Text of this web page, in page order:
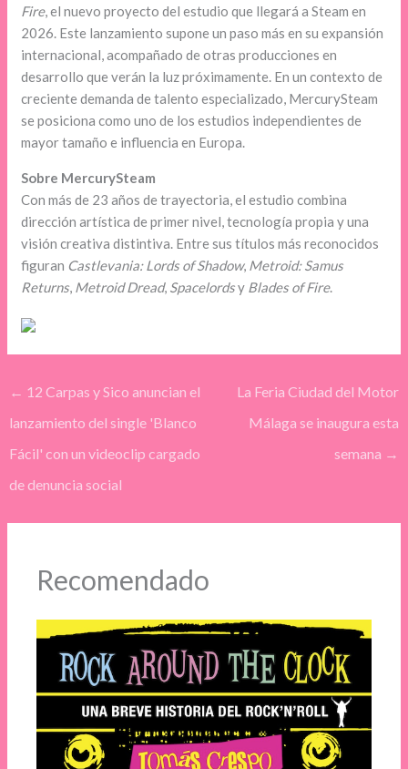
Fire, el nuevo proyecto del estudio que llegará a Steam en
2026. Este lanzamiento supone un paso más en su expansión
internacional, acompañado de otras producciones en
desarrollo que verán la luz próximamente. En un contexto de
creciente demanda de talento especializado, MercurySteam
se posiciona como uno de los estudios independientes de
mayor tamaño e influencia en Europa.
Sobre MercurySteam
Con más de 23 años de trayectoria, el estudio combina
dirección artística de primer nivel, tecnología propia y una
visión creativa distintiva. Entre sus títulos más reconocidos
figuran Castlevania: Lords of Shadow, Metroid: Samus
Returns, Metroid Dread, Spacelordsy Blades of Fire.
← 12 Carpas y Sico anuncian el
lanzamiento del single 'Blanco
Fácil' con un videoclip cargado
de denuncia social
La Feria Ciudad del Motor
Málaga se inaugura esta
semana →
Recomendado